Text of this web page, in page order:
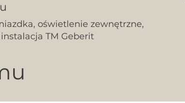
oświetlenie zewnętrzne,
TM Geberit